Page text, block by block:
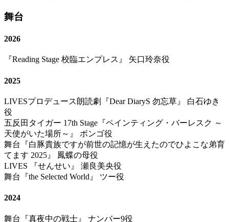
舞台
2026
『Reading Stage 校臨エンプレス』 矢口玲奈役
2025
LIVESプロデュース朗読劇『Dear DiaryS 勿忘草』 白石ゆき
役
五反田タイガー 17th Stage『ペインティング・バーレスク ～
天使がいた場所～』 ボンゴ役
舞台『白豚貴族ですが前世の記憶が生えたのでひよこな弟育
てます 2025』 鳳蝶の母役
LIVES 『せんせい』 瀬良美央役
舞台『the Selected World』 ツー役
2024
舞台『真夜中の戦士』 ナンバー9役